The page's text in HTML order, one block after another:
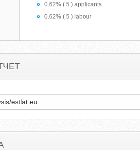
0.62% ( 5 ) applicants
0.62% ( 5 ) labour